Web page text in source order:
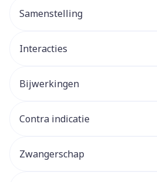
Samenstelling
Interacties
Bijwerkingen
Contra indicatie
Zwangerschap